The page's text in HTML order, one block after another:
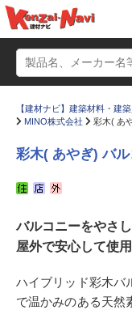
かたなび
Q＆A
【建材ナビ】建築材料・建
MINO株式会社
彩木( あ
彩木( あやぎ) バ
バルコニーをやさ
屋外で安心して使
ハイブリッド彩木バ
で温かみのある天然